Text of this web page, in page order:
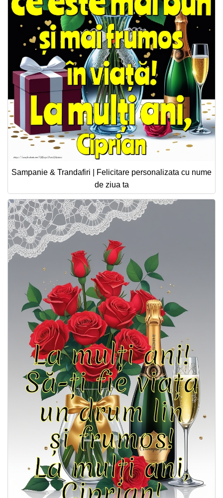
Sampanie & Trandafiri | Felicitare personalizata cu nume
de ziua ta